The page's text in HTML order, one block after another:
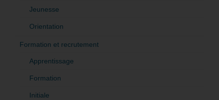
Jeunesse
Orientation
Formation et recrutement
Apprentissage
Formation
Initiale